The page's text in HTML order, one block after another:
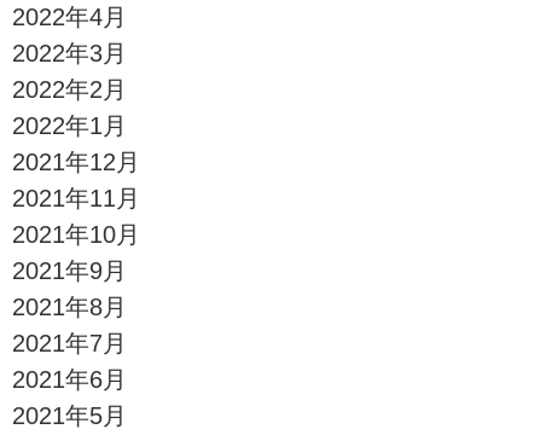
2022年4月
2022年3月
2022年2月
2022年1月
2021年12月
2021年11月
2021年10月
2021年9月
2021年8月
2021年7月
2021年6月
2021年5月